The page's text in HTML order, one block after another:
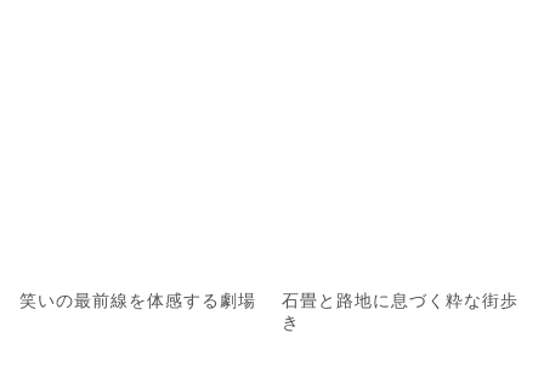
笑いの最前線を体感する劇場
石畳と路地に息づく粋な街歩
き